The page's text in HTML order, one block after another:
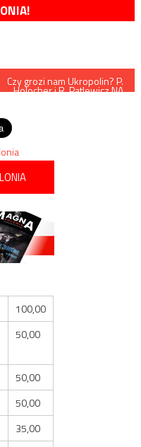
Czy grozi nam Ukropolin? P.
Holocher i R. Patlewicz NA
100,00
50,00
50,00
50,00
35,00